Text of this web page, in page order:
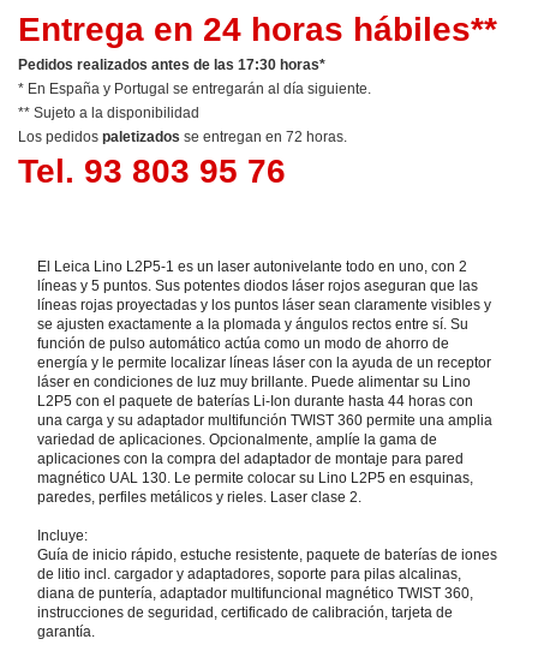
Entrega en 24 horas hábiles**
Pedidos realizados antes de las 17:30 horas*
* En España y Portugal se entregarán al día siguiente.
** Sujeto a la disponibilidad
Los pedidos paletizados se entregan en 72 horas.
Tel. 93 803 95 76
El Leica Lino L2P5-1 es un laser autonivelante todo en uno, con 2
líneas y 5 puntos. Sus potentes diodos láser rojos aseguran que las
líneas rojas proyectadas y los puntos láser sean claramente visibles y
se ajusten exactamente a la plomada y ángulos rectos entre sí. Su
función de pulso automático actúa como un modo de ahorro de
energía y le permite localizar líneas láser con la ayuda de un receptor
láser en condiciones de luz muy brillante. Puede alimentar su Lino
L2P5 con el paquete de baterías Li-Ion durante hasta 44 horas con
una carga y su adaptador multifunción TWIST 360 permite una amplia
variedad de aplicaciones. Opcionalmente, amplíe la gama de
aplicaciones con la compra del adaptador de montaje para pared
magnético UAL 130. Le permite colocar su Lino L2P5 en esquinas,
paredes, perfiles metálicos y rieles. Laser clase 2.
Incluye:
Guía de inicio rápido, estuche resistente, paquete de baterías de iones
de litio incl. cargador y adaptadores, soporte para pilas alcalinas,
diana de puntería, adaptador multifuncional magnético TWIST 360,
instrucciones de seguridad, certificado de calibración, tarjeta de
garantía.